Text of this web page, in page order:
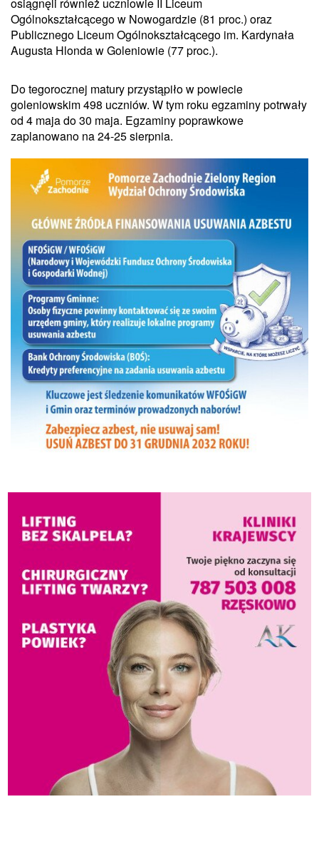
Ogólnokształcącego w Nowogardzie (81 proc.) oraz
Publicznego Liceum Ogólnokształcącego im. Kardynała
Augusta Hlonda w Goleniowie (77 proc.).
Do tegorocznej matury przystąpiło w powiecie
goleniowskim 498 uczniów. W tym roku egzaminy potrwały
od 4 maja do 30 maja. Egzaminy poprawkowe
zaplanowano na 24-25 sierpnia.